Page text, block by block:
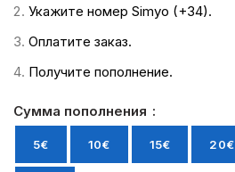
Укажите номер Simyo (+34).
Оплатите заказ.
Получите пополнение.
Сумма пополнения
5€ 10€ 15€ 20€